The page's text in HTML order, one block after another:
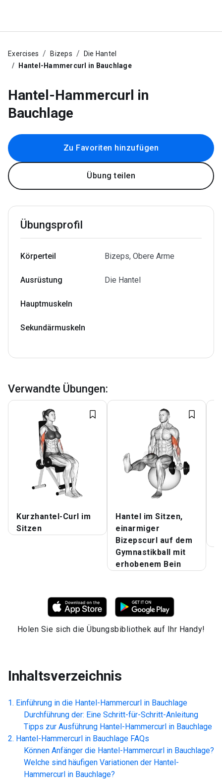
Exercises Bizeps
Die Hantel
Hantel-Hammercurl in Bauchlage
Hantel-Hammercurl in
Bauchlage
Zu Favoriten hinzufügen
Übung teilen
Übungsprofil
Körperteil Bizeps, Obere Arme
Ausrüstung Die Hantel
Hauptmuskeln
Sekundärmuskeln
Verwandte Übungen:
Kurzhantel-Curl im
Sitzen
Hantel im Sitzen,
einarmiger
Bizepscurl auf dem
Gymnastikball mit
erhobenem Bein
Holen Sie sich die Übungsbibliothek auf Ihr Handy!
Inhaltsverzeichnis
Einführung in die Hantel-Hammercurl in Bauchlage
Durchführung der: Eine Schritt-für-Schritt-Anleitung
Tipps zur Ausführung Hantel-Hammercurl in Bauchlage
Hantel-Hammercurl in Bauchlage FAQs
Können Anfänger die Hantel-Hammercurl in Bauchlage?
Welche sind häufigen Variationen der Hantel-
Hammercurl in Bauchlage?